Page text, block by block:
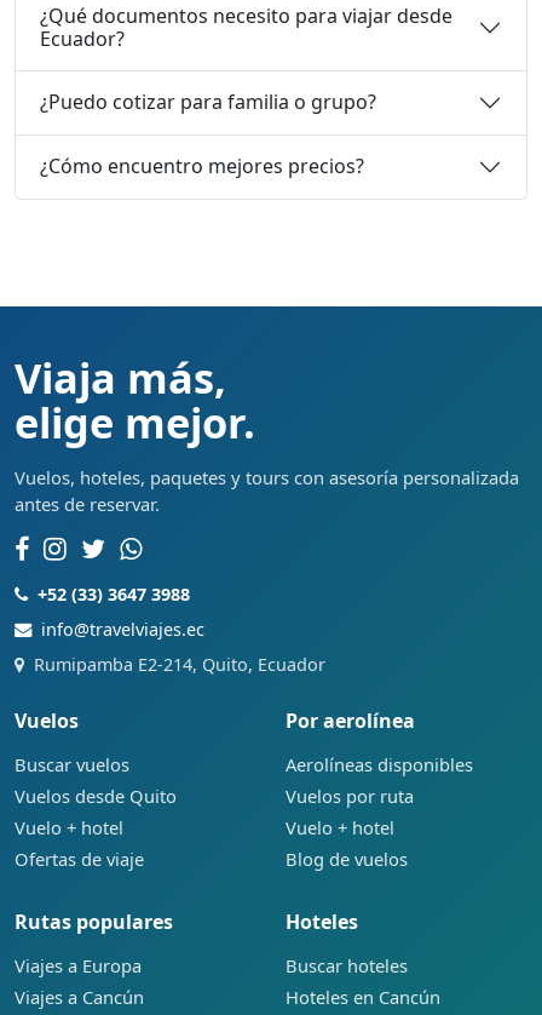
¿Qué documentos necesito para viajar desde
Ecuador?
¿Puedo cotizar para familia o grupo?
¿Cómo encuentro mejores precios?
Viaja más,
elige mejor.
Vuelos, hoteles, paquetes y tours con asesoría personalizada
antes de reservar.
+52 (33) 3647 3988
info@travelviajes.ec
Rumipamba E2-214, Quito, Ecuador
Vuelos
Buscar vuelos
Vuelos desde Quito
Vuelo + hotel
Ofertas de viaje
Por aerolínea
Aerolíneas disponibles
Vuelos por ruta
Vuelo + hotel
Blog de vuelos
Rutas populares
Viajes a Europa
Viajes a Cancún
Hoteles
Buscar hoteles
Hoteles en Cancún